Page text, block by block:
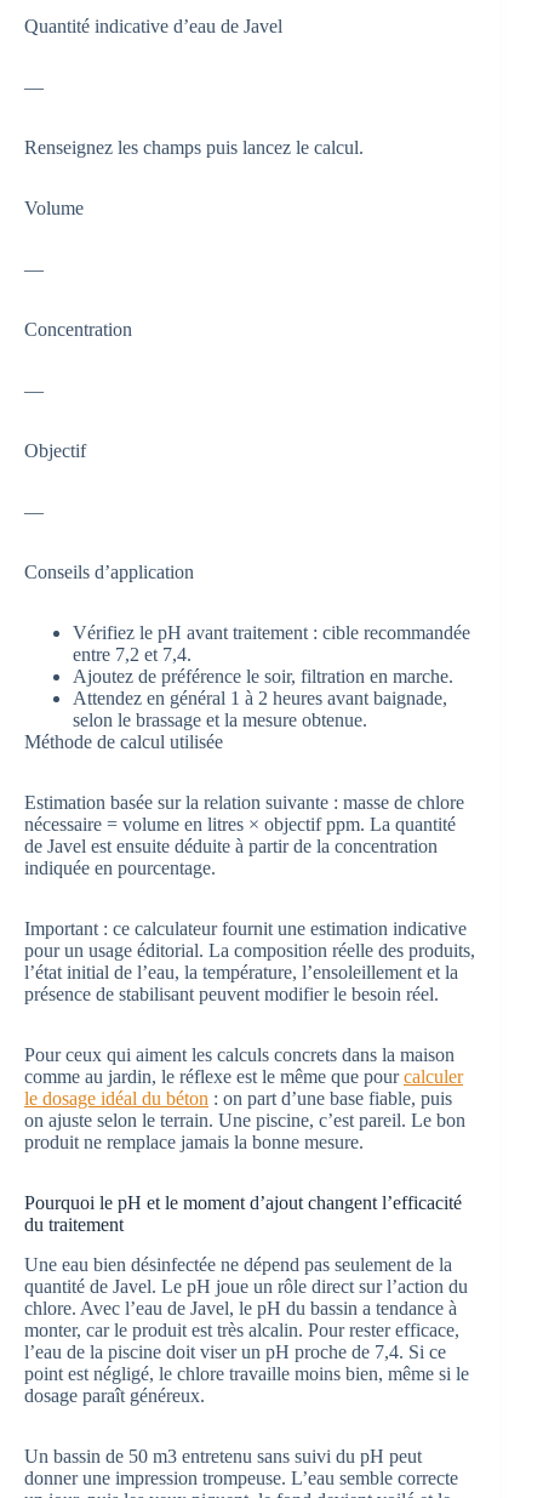
Quantité indicative d’eau de Javel
—
Renseignez les champs puis lancez le calcul.
Volume
—
Concentration
—
Objectif
—
Conseils d’application
Vérifiez le pH avant traitement : cible recommandée
entre 7,2 et 7,4.
Ajoutez de préférence le soir, filtration en marche.
Attendez en général 1 à 2 heures avant baignade,
selon le brassage et la mesure obtenue.
Méthode de calcul utilisée
Estimation basée sur la relation suivante : masse de chlore
nécessaire = volume en litres × objectif ppm. La quantité
de Javel est ensuite déduite à partir de la concentration
indiquée en pourcentage.
Important : ce calculateur fournit une estimation indicative
pour un usage éditorial. La composition réelle des produits,
l’état initial de l’eau, la température, l’ensoleillement et la
présence de stabilisant peuvent modifier le besoin réel.
Pour ceux qui aiment les calculs concrets dans la maison
comme au jardin, le réflexe est le même que pourcalculer
le dosage idéal du béton : on part d’une base fiable, puis
on ajuste selon le terrain. Une piscine, c’est pareil. Le bon
produit ne remplace jamais la bonne mesure.
Pourquoi le pH et le moment d’ajout changent l’efficacité
du traitement
Une eau bien désinfectée ne dépend pas seulement de la
quantité de Javel. Le pH joue un rôle direct sur l’action du
chlore. Avec l’eau de Javel, le pH du bassin a tendance à
monter, car le produit est très alcalin. Pour rester efficace,
l’eau de la piscine doit viser un pH proche de 7,4. Si ce
point est négligé, le chlore travaille moins bien, même si le
dosage paraît généreux.
Un bassin de 50 m3 entretenu sans suivi du pH peut
donner une impression trompeuse. L’eau semble correcte